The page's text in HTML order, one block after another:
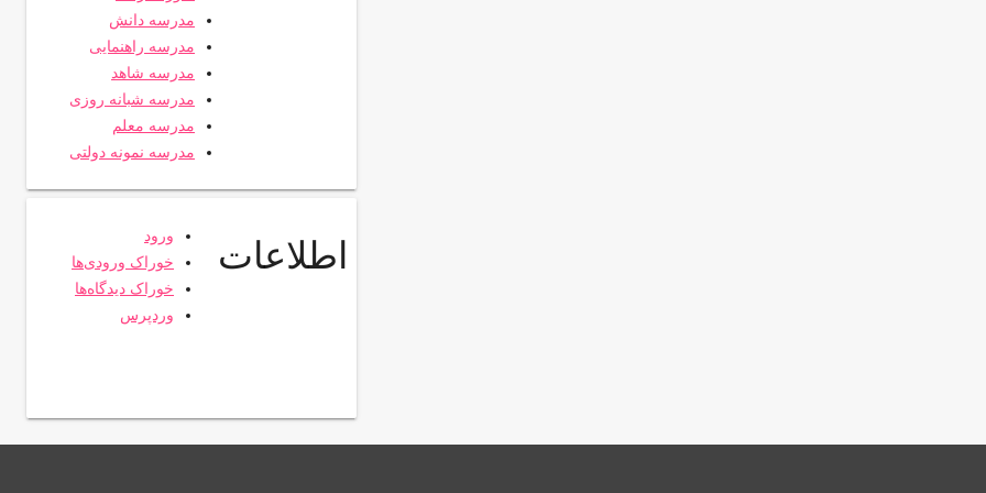
مدرسه دانش
مدرسه راهنمایی
مدرسه شاهد
مدرسه شبانه روزی
مدرسه معلم
مدرسه نمونه دولتی
اطلاعات
ورود
خوراک ورودی‌ها
خوراک دیدگاه‌ها
وردپرس